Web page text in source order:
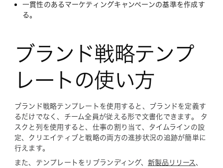
一貫性のあるマーケティングキャンペーンの基準を作成す
る。
ブランド戦略テンプ
レートの使い方
ブランド戦略テンプレートを使用すると、ブランドを定義す
るだけでなく、チーム全員が従える形で文書化できます。 タ
スクと列を使用すると、仕事の割り当て、タイムラインの設
定、クリエイティブと戦略の両方の進捗状況の追跡が簡単に
行えます。
また、テンプレートをリブランディング、 新製品リリース、